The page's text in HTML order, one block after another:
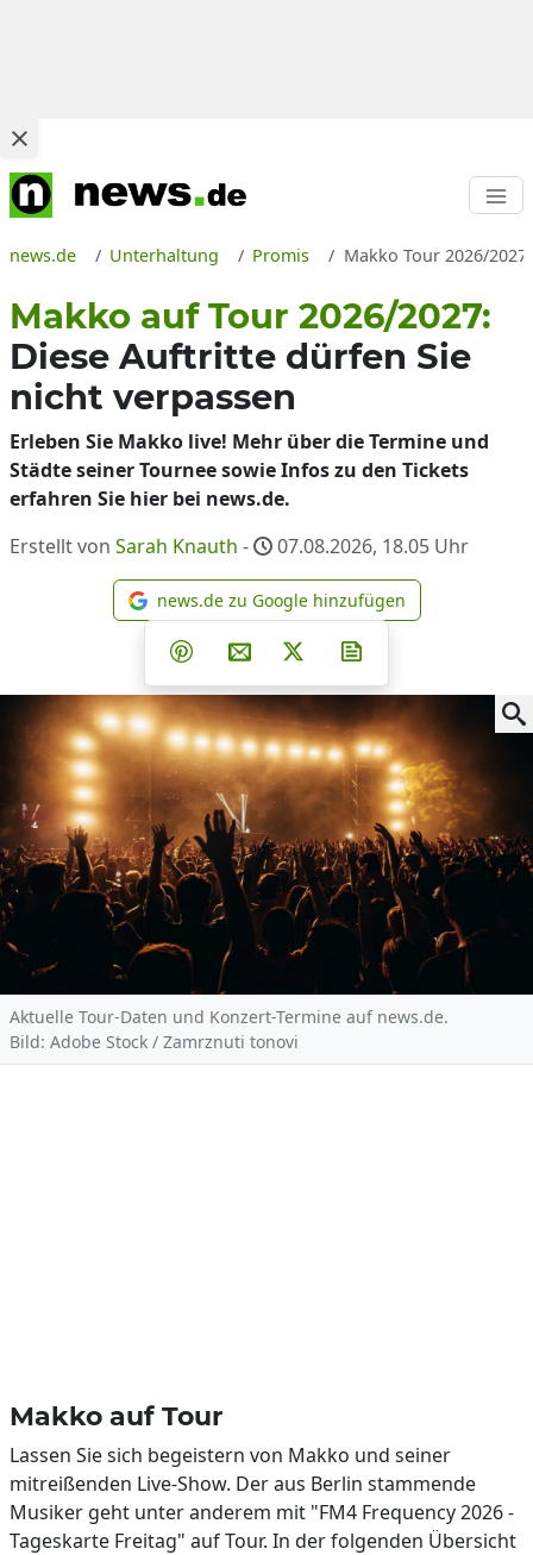
news.de Unterhaltung Promis Makko Tour 2026/
Makko auf Tour 2026/2027:
Diese Auftritte dürfen Sie
nicht verpassen
Erleben Sie Makko live! Mehr über die Termine und
Städte seiner Tournee sowie Infos zu den Tickets
erfahren Sie hier bei news.de.
Erstellt von Sarah Knauth - 07.08.2026, 18.05 Uhr
news.de zu Google
news.de zu Google hinzufügen
Teilen auf Facebook
Teilen auf Whatsapp
Teilen auf Telegram
Teilen auf Pinterest
Per E-Mail teilen
Post auf X
Aktuelle Tour-Daten und Konzert-Termine auf news.de.
Bild: Adobe Stock / Zamrznuti tonovi
Makko auf Tour
Lassen Sie sich begeistern von Makko und seiner
mitreißenden Live-Show. Der aus Berlin stammende
Musiker geht unter anderem mit "FM4 Frequency 2026 -
Tageskarte Freitag" auf Tour. In der folgenden Übersicht